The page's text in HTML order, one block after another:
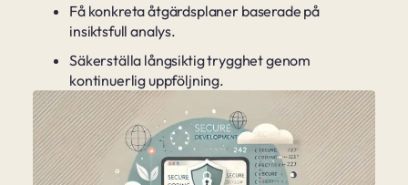
Få konkreta åtgärdsplaner baserade på
insiktsfull analys.
Säkerställa långsiktig trygghet genom
kontinuerlig uppföljning.